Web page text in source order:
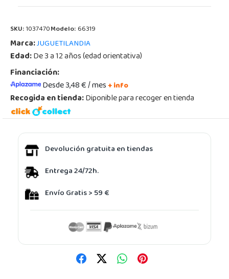
SKU:1037470Modelo:66319
Marca:JUGUETILANDIA
Edad:De 3 a 12 años (edad orientativa)
Financiación:
Desde 3,48 € / mes+ info
Recogida en tienda:Diponible para recoger en tienda
Devolución gratuita en tiendas
Entrega 24/72h.
Envío Gratis > 59 €